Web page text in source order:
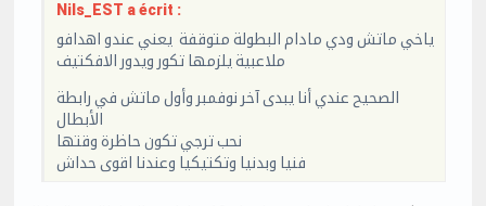
Nils_EST a écrit :
ياخي ماتش ودي مادام البطولة متوقفة يعني عندو اهدافو
ملاعبية يلزمها تكور ويدور الافكتيف
الصحيح عندي أنا يبدى آخر نوفمبر وأول ماتش في رابطة
الأبطال
نحب ترجي تكون حاظرة وقتها
فنيا وبدنيا وتكتيكيا وعندنا اقوى حداش